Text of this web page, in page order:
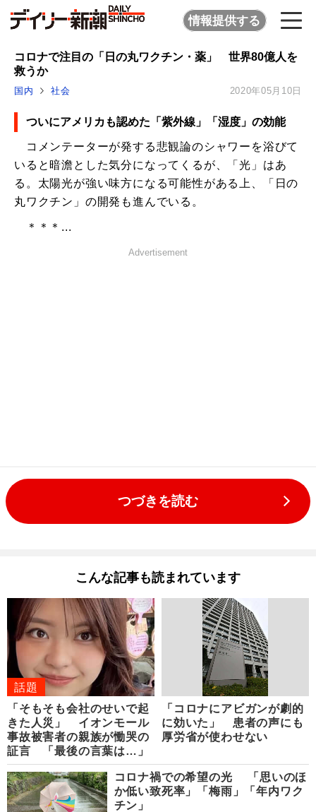
情報提供する
コロナで注目の「日の丸ワクチン・薬」 世界80億人を
救うか
国内 社会 2020年05月10日
ついにアメリカも認めた「紫外線」「湿度」の効能
コメンテーターが発する悲観論のシャワーを浴びて
いると暗澹とした気分になってくるが、「光」はあ
る。太陽光が強い味方になる可能性がある上、「日の
丸ワクチン」の開発も進んでいる。
＊＊＊...
Advertisement
つづきを読む
こんな記事も読まれています
話題
「そもそも会社のせいで起
きた人災」 イオンモール
事故被害者の親族が慟哭の
証言 「最後の言葉は…」
「コロナにアビガンが劇的
に効いた」 患者の声にも
厚労省が使わせない
コロナ禍での希望の光 「思いのほ
か低い致死率」「梅雨」「年内ワク
チン」